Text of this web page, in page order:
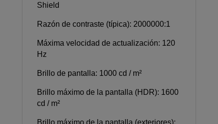
Shield
Razón de contraste (típica): 2000000:1
Máxima velocidad de actualización: 120
Hz
Brillo de pantalla: 1000 cd / m²
Brillo máximo de la pantalla (HDR): 1600
cd / m²
Brillo máximo de la pantalla (exteriores):